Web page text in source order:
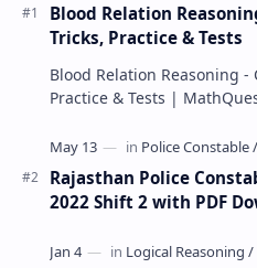
Blood Relation
Tricks, Practice & Tests
Blood Relation Reasoning
Rajasthan Police
2022 Shift 2 with PDF